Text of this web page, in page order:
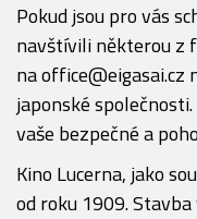
Pokud jsou pro vás
navštívili některou z
na office@eigasai.cz
japonské
vaše bezpečné a
Kino Lucerna, jako
od roku 1909.